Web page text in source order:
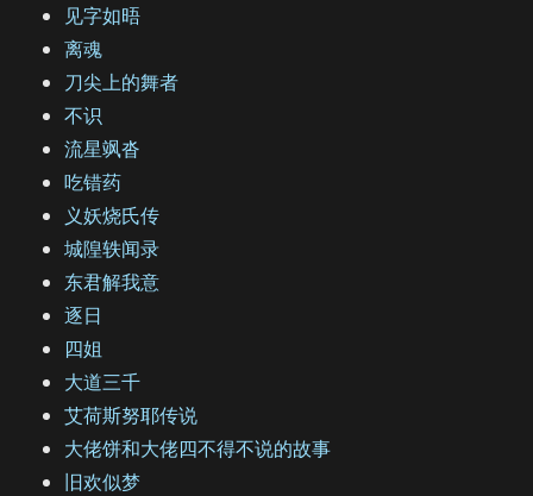
见字如晤
离魂
刀尖上的舞者
不识
流星飒沓
吃错药
义妖烧氏传
城隍轶闻录
东君解我意
逐日
四姐
大道三千
艾荷斯努耶传说
大佬饼和大佬四不得不说的故事
旧欢似梦